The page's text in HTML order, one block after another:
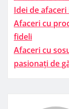
Idei de
Afaceri cu
fideli
Afaceri cu
pasionați de